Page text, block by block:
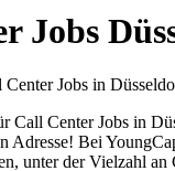
Jobs
Jobs in
Call Center Jobs in
Adresse! Bei
unter der Vielzahl an